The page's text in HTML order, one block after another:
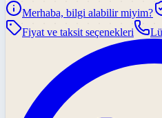
Merhaba, bilgi alabilir miyim?
Fiyat ve taksit seçenekleri